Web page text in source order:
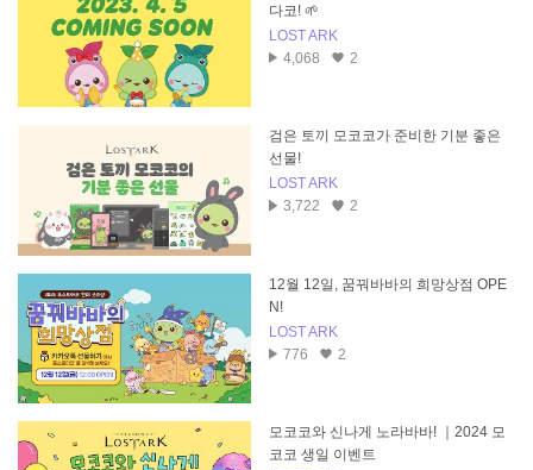
다코! 🌱
LOST ARK
4,068
2
검은 토끼 모코코가 준비한 기분 좋은
선물!
LOST ARK
3,722
2
12월 12일, 꿈꿔바바의 희망상점 OPE
N!
LOST ARK
776
2
모코코와 신나게 노라바바! ｜2024 모
코코 생일 이벤트